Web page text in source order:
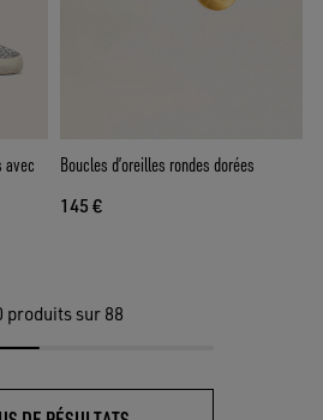
avec
Boucles d’oreilles rondes dorées
145 €
produits sur 88